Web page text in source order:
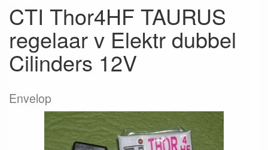
CTI Thor4HF TAURUS
regelaar v Elektr dubbel
Cilinders 12V
Envelop